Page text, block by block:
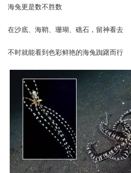
海兔更是数不胜数
在沙底、海鞘、珊瑚、礁石，留神看去
不时就能看到色彩鲜艳的海兔踟躇而行